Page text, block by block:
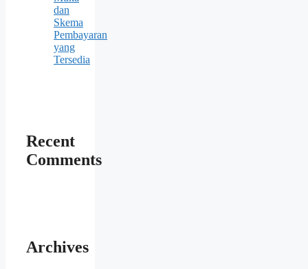
dan
Skema
Pembayaran
yang
Tersedia
Recent
Comments
Archives